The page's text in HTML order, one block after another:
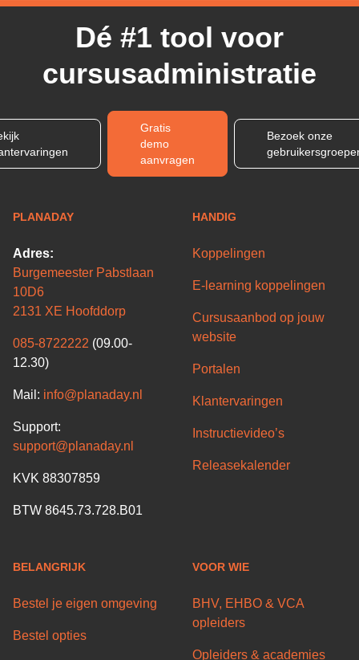
Dé #1 tool voor
cursusadministratie
Gratis
demo
aanvragen
Bezoek onze
PLANADAY
Adres:
Burgemeester Pabstlaan
10D6
2131 XE Hoofddorp
085-8722222 (09.00-
12.30)
Mail: info@planaday.nl
Support:
support@planaday.nl
KVK 88307859
BTW 8645.73.728.B01
HANDIG
Koppelingen
E-learning koppelingen
Cursusaanbod op jouw
website
Portalen
Klantervaringen
Instructievideo’s
Releasekalender
BELANGRIJK
Bestel je eigen omgeving
Bestel opties
VOOR WIE
BHV, EHBO & VCA
opleiders
Opleiders & academies